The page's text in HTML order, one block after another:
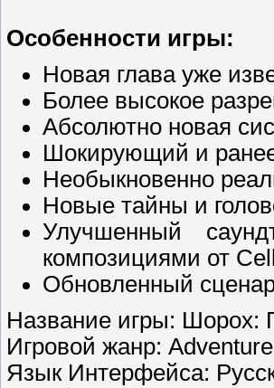
Особенности игры:
Новая глава уже
Более высокое
Абсолютно новая
Шокирующий и
Необыкновенно
Новые тайны и
Улучшенный
композициями от
Обновленный
Название игры: Шорох:
Игровой жанр:
Язык Интерфейса: